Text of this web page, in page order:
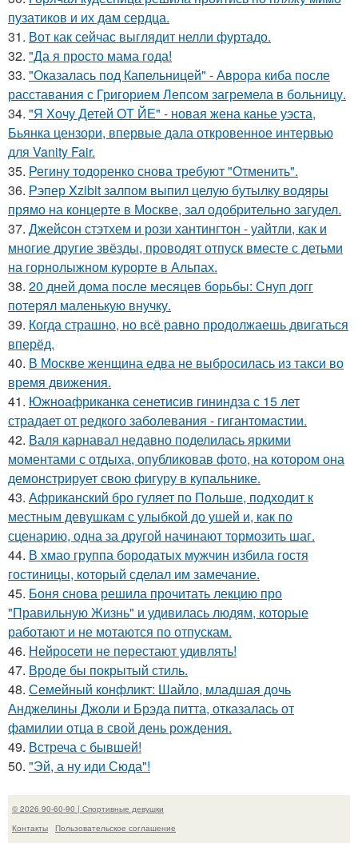
пузатиков и их дам сердца.
31. Вот как сейчас выглядит нелли фуртадо.
32. "Да я просто мама года!
33. "Оказалась под Капельницей" - Аврора киба после
расставания с Григорием Лепсом загремела в больницу.
34. "Я Хочу Детей ОТ ЙЕ" - новая жена канье уэста,
Бьянка цензори, впервые дала откровенное интервью
для Vanity Fair.
35. Регину тодоренко снова требуют "Отменить".
36. Рэпер Xzibit залпом выпил целую бутылку водяры
прямо на концерте в Москве, зал одобрительно загудел.
37. Джейсон стэтхем и рози хантингтон - уайтли, как и
многие другие звёзды, проводят отпуск вместе с детьми
на горнолыжном курорте в Альпах.
38. 20 дней дома после месяцев борьбы: Снуп догг
потерял маленькую внучку.
39. Когда страшно, но всё равно продолжаешь двигаться
вперёд.
40. В Москве женщина едва не выбросилась из такси во
время движения.
41. Южноафриканка сенетисив гининдза с 15 лет
страдает от редкого заболевания - гигантомастии.
42. Валя карнавал недавно поделилась яркими
моментами с отдыха, опубликовав фото, на котором она
демонстрирует свою фигуру в купальнике.
43. Африканский бро гуляет по Польше, подходит к
местным девушкам с улыбкой до ушей и, как по
сценарию, одна за другой начинают тормозить шаг.
44. В хмао группа бородатых мужчин избила гостя
гостиницы, который сделал им замечание.
45. Боня снова решила прочитать лекцию про
"Правильную Жизнь" и удивилась людям, которые
работают и не мотаются по отпускам.
46. Нейросети не перестают удивлять!
47. Вроде бы покрытый стиль.
48. Семейный конфликт: Шайло, младшая дочь
Анджелины Джоли и Брэда питта, отказалась от
фамилии отца в свой день рождения.
49. Встреча с бывшей!
50. "Эй, а ну иди Сюда"!
© 2026 90-60-90 | Спортивные девушки
Контакты
Пользовательское соглашение